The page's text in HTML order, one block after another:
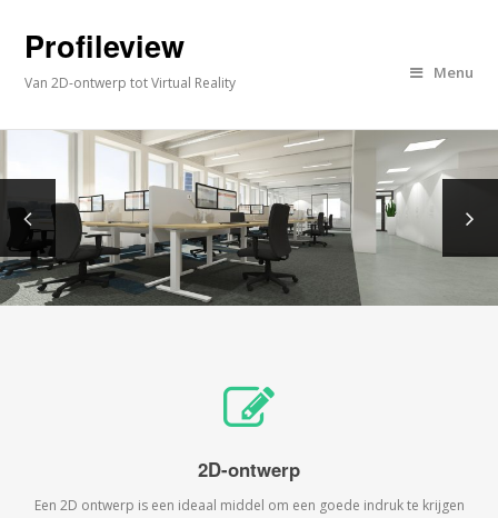
Profileview
Van 2D-ontwerp tot Virtual Reality
Menu
2D-ontwerp
Een 2D ontwerp is een ideaal middel om een goede indruk te krijgen